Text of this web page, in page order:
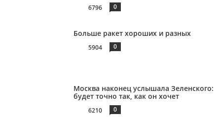
6796 0
Больше ракет хороших и разных
5904 0
Москва наконец услышала Зеленского:
будет точно так, как он хочет
6210 0